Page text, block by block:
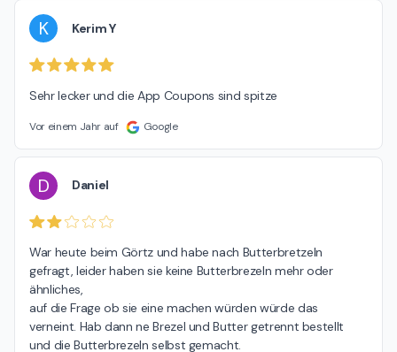
K Kerim Y
Sehr lecker und die App Coupons sind spitze
Vor einem Jahr auf Google
D Daniel
War heute beim Görtz und habe nach Butterbretzeln
gefragt, leider haben sie keine Butterbrezeln mehr oder
ähnliches,
auf die Frage ob sie eine machen würden würde das
verneint. Hab dann ne Brezel und Butter getrennt bestellt
und die Butterbrezeln selbst gemacht.